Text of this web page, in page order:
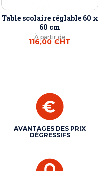
Table scolaire réglable 60 x
60 cm
À partir de
116,00 €HT
AVANTAGES DES PRIX
DÉGRESSIFS